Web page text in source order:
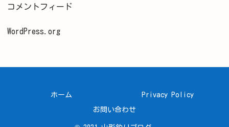
コメントフィード
WordPress.org
ホーム Privacy Policy
お問い合わせ